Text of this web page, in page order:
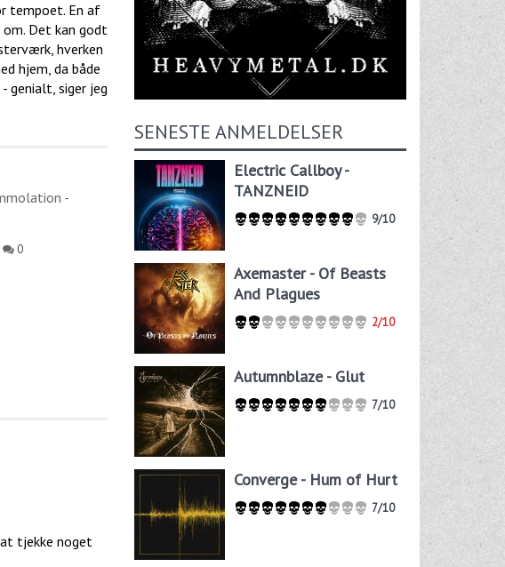
tempoet. En af
Det kan godt
hverken
hjem, da både
genialt, siger jeg
-
0
tjekke noget
SENESTE ANMELDELSER
Electric Callboy -
TANZNEID
9/10
Axemaster - Of Beasts
And Plagues
2/10
Autumnblaze - Glut
7/10
Converge - Hum of Hurt
7/10